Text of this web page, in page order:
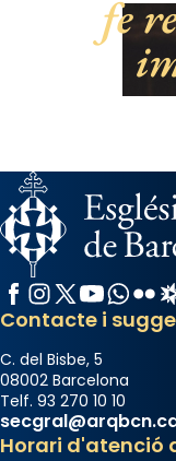
fe
Facebook
Instagram
X / Twitter
YouTubeFlickr
Contacte i
C. del Bisbe, 5
08002 Barcelona
Telf. 93 270 10 10
Horari d'atenció